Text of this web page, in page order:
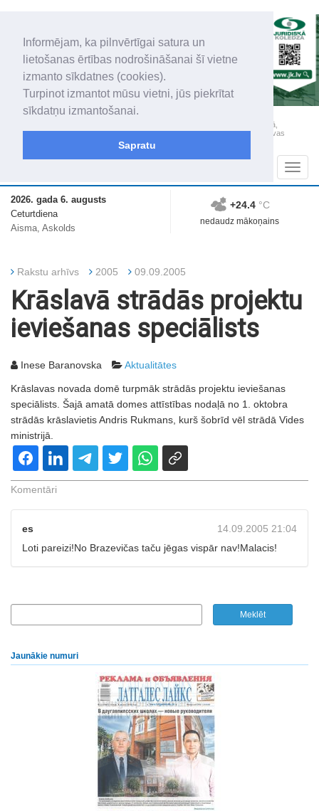
Informējam, ka pilnvērtīgai satura un
lietošanas ērtības nodrošināšanai šī vietne
izmanto sīkdatnes (cookies).
Turpinot izmantot mūsu vietni, jūs piekrītat
sīkdatņu izmantošanai.
Sapratu
„Latgales Laiks” iznāk latviešu un krievu valodās visā Dienvidlatgalē un Sēlijā,
„Latgales Laiks” latviešu valodā aptver Daugavpils valstspilsētu, Augšdaugavas
novadu un apkārtējos novadus un pilsētas.
2026. gada 6. augusts
Ceturtdiena
Aisma, Askolds
+24.4 °C
nedaudz mākoņains
Rakstu arhīvs 2005 09.09.2005
Krāslavā strādās projektu
ieviešanas speciālists
Inese Baranovska Aktualitātes
Krāslavas novada domē turpmāk strādās projektu ieviešanas
speciālists. Šajā amatā domes attīstības nodaļā no 1. oktobra
strādās krāslavietis Andris Rukmans, kurš šobrīd vēl strādā Vides
ministrijā.
Komentāri
14.09.2005 21:04
es
Loti pareizi!No Brazevičas taču jēgas vispār nav!Malacis!
Jaunākie numuri